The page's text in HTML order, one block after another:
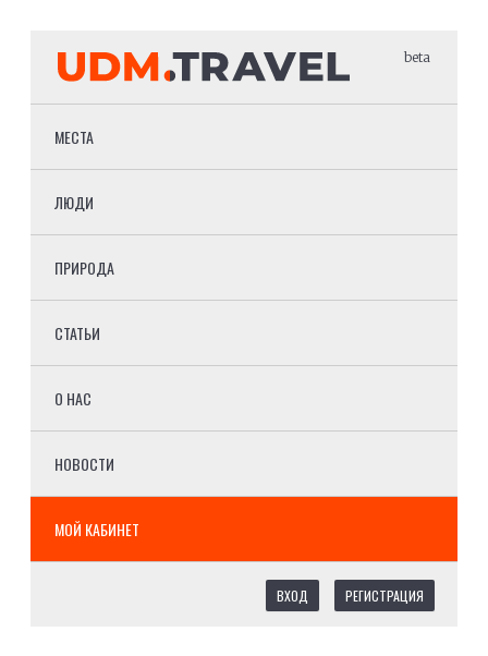
beta
МЕСТА
ЛЮДИ
ПРИРОДА
СТАТЬИ
О НАС
НОВОСТИ
МОЙ КАБИНЕТ
ВХОД РЕГИСТРАЦИЯ